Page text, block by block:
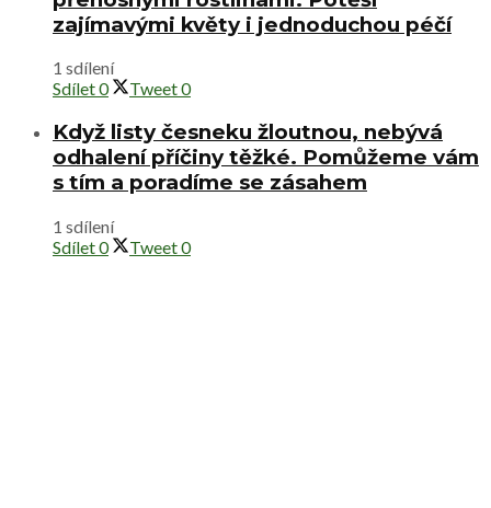
zajímavými květy i jednoduchou péčí
1 sdílení
Sdílet0 Tweet0
Když listy česneku žloutnou, nebývá
odhalení příčiny těžké. Pomůžeme vám
s tím a poradíme se zásahem
1 sdílení
Sdílet0 Tweet0